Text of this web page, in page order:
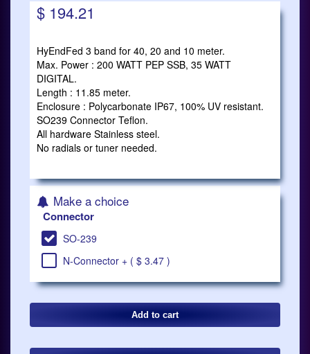
$ 194.21
HyEndFed 3 band for 40, 20 and 10 meter.
Max. Power : 200 WATT PEP SSB, 35 WATT
DIGITAL.
Length : 11.85 meter.
Enclosure : Polycarbonate IP67, 100% UV resistant.
SO239 Connector Teflon.
All hardware Stainless steel.
No radials or tuner needed.
Make a choice
Connector
SO-239
N-Connector + ( $ 3.47 )